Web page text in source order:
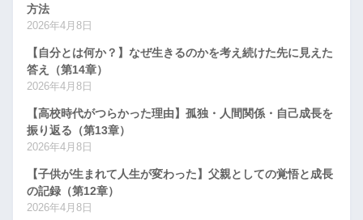
方法
2026年4月8日
【自分とは何か？】なぜ生きるのかを考え続けた先に見えた
答え（第14章）
2026年4月8日
【高校時代がつらかった理由】孤独・人間関係・自己成長を
振り返る（第13章）
2026年4月8日
【子供が生まれて人生が変わった】父親としての覚悟と成長
の記録（第12章）
2026年4月8日